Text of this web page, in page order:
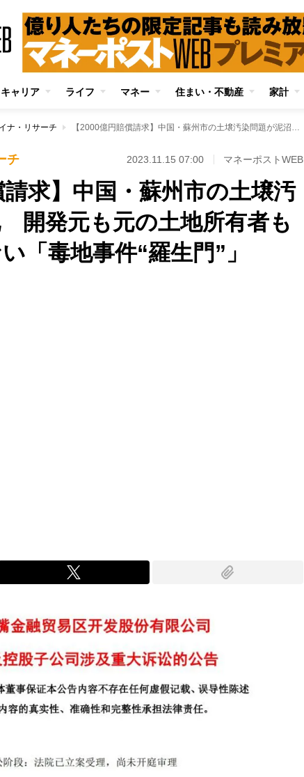
キャリア ライフ マネー 住まい・不動産 家計
ナ・リサーチ 【2000億円賠償請求】中国・蘇州市の土壌汚染問題が泥沼化 開発元も元の土地所有者も譲歩する気はない「毒地事件“羅生門”」
チ 2023.11.15 07:00 マネーポストWEB
請求】中国・蘇州市の土壌汚
開発元も元の土地所有者も
「毒地事件“羅生門”」